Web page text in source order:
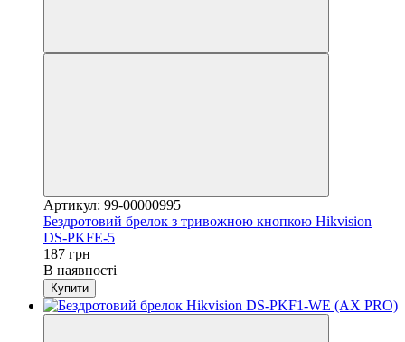
Артикул: 99-00000995
Бездротовий брелок з тривожною кнопкою Hikvision
DS-PKFE-5
187 грн
В наявності
Купити